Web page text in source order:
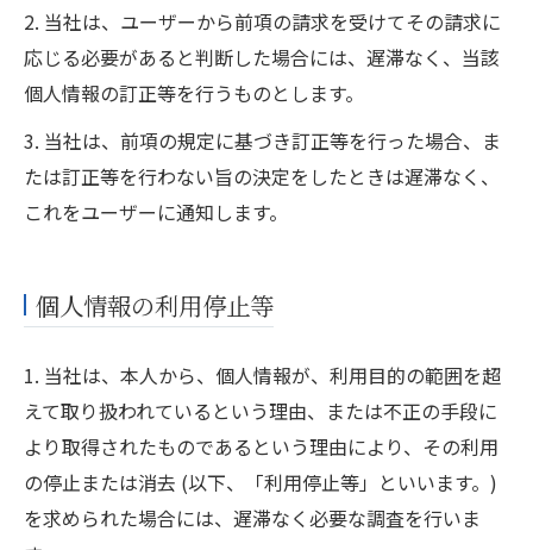
2. 当社は、ユーザーから前項の請求を受けてその請求に
応じる必要があると判断した場合には、遅滞なく、当該
個人情報の訂正等を行うものとします。
3. 当社は、前項の規定に基づき訂正等を行った場合、ま
たは訂正等を行わない旨の決定をしたときは遅滞なく、
これをユーザーに通知します。
個人情報の利用停止等
1. 当社は、本人から、個人情報が、利用目的の範囲を超
えて取り扱われているという理由、または不正の手段に
より取得されたものであるという理由により、その利用
の停止または消去 (以下、「利用停止等」といいます。)
を求められた場合には、遅滞なく必要な調査を行いま